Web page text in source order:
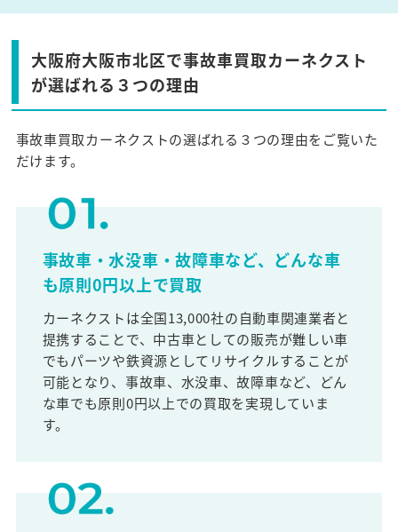
大阪府大阪市北区で事故車買取カーネクスト
が選ばれる３つの理由
事故車買取カーネクストの選ばれる３つの理由をご覧いた
だけます。
事故車・水没車・故障車など、どんな車
も原則0円以上で買取
カーネクストは全国13,000社の自動車関連業者と
提携することで、中古車としての販売が難しい車
でもパーツや鉄資源としてリサイクルすることが
可能となり、事故車、水没車、故障車など、どん
な車でも原則0円以上での買取を実現していま
す。